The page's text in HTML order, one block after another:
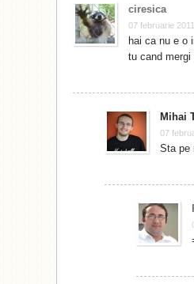
ciresica
07 februarie
hai ca nu e o
tu cand
Mihai
07
Sta pe